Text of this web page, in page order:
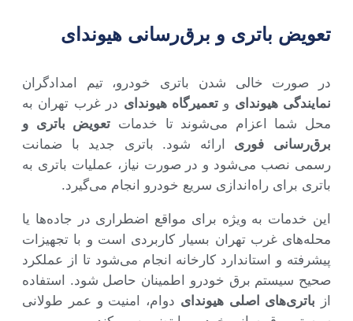
تعویض باتری و برق‌رسانی هیوندای
در صورت خالی شدن باتری خودرو، تیم امدادگران
نمایندگی هیوندای وتعمیرگاه هیوندای در غرب تهران به
محل شما اعزام می‌شوند تا خدمات تعویض باتری و
برق‌رسانی فوری ارائه شود. باتری جدید با ضمانت
رسمی نصب می‌شود و در صورت نیاز، عملیات باتری به
باتری برای راه‌اندازی سریع خودرو انجام می‌گیرد.
این خدمات به ویژه برای مواقع اضطراری در جاده‌ها یا
محله‌های غرب تهران بسیار کاربردی است و با تجهیزات
پیشرفته و استاندارد کارخانه انجام می‌شود تا از عملکرد
صحیح سیستم برق خودرو اطمینان حاصل شود. استفاده
از باتری‌های اصلی هیوندای دوام، امنیت و عمر طولانی